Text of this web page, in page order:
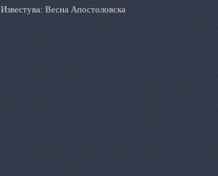
Известува: Весна Апостоловска